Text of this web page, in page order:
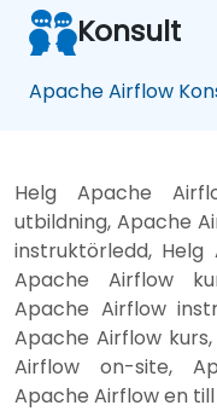
Konsult
Apache Airflow
Helg Apache
utbildning, Apache
instruktörledd, Helg
Apache Airflow
Apache Airflow
Apache Airflow
Airflow on-site,
Apache Airflow en